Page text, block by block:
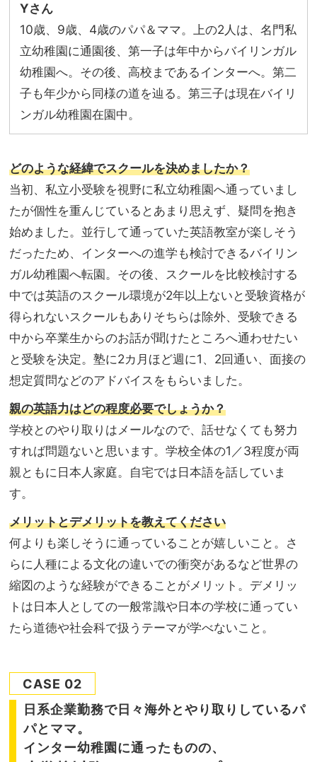
Yさん
10歳、9歳、4歳のパパ＆ママ。上の2人は、名門私
立幼稚園に通園後、第一子は年中からバイリンガル
幼稚園へ。その後、高校まであるインターへ。第二
子も年少から同様の道を辿る。第三子は現在バイリ
ンガル幼稚園在園中。
どのような経緯でスクールを決めましたか？
当初、私立小受験を視野に私立幼稚園へ通っていまし
たが個性を重んじているとあまり思えず、疑問を抱き
始めました。並行して通っていた英語教室が楽しそう
だったため、インターへの進学も検討できるバイリン
ガル幼稚園へ転園。その後、スクールを比較検討する
中では英語のスクール環境が2年以上ないと受験資格が
得られないスクールもありそちらは除外、受験できる
中から卒業生からのお話が聞けたところへ通わせたい
と受験を決定。塾に2カ月ほど週に1、2回通い、面接の
想定質問などのアドバイスをもらいました。
親の英語力はどの程度必要でしょうか？
学校とのやり取りはメールなので、話せなくても努力
すれば問題ないと思います。学校全体の1／3程度が両
親ともに日本人家庭。自宅では日本語を話していま
す。
メリットとデメリットを教えてください
何よりも楽しそうに通っていることが嬉しいこと。さ
らに人種による文化の違いでの衝突があるなど世界の
縮図のような経験ができることがメリット。デメリッ
トは日本人としての一般常識や日本の学校に通ってい
たら道徳や社会科で扱うテーマが学べないこと。
CASE 02
日系企業勤務で日々海外とやり取りしているパ
パとママ。
インター幼稚園に通ったものの、